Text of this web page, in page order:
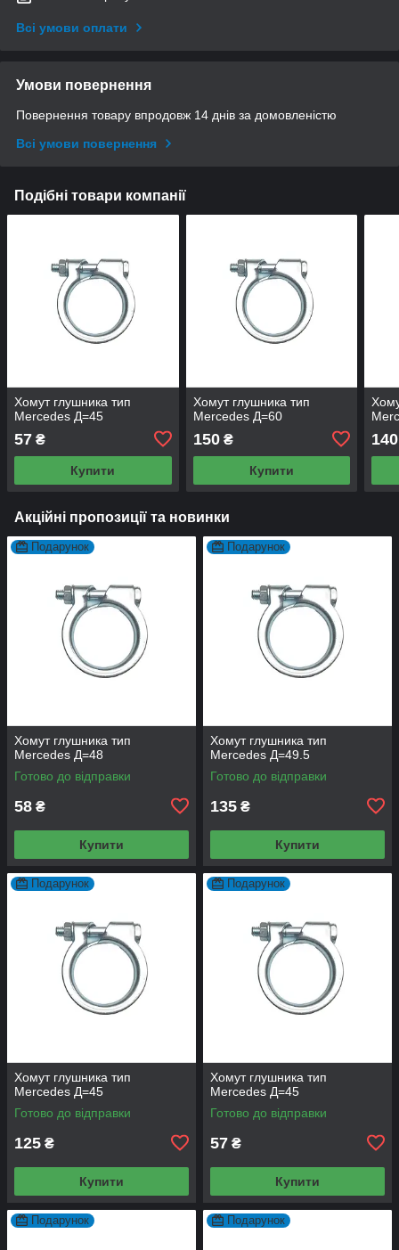
Всі умови оплати
Умови повернення
Повернення товару впродовж 14 днів за домовленістю
Всі умови повернення
Подібні товари компанії
Хомут глушника тип
Mercedes Д=45
57 ₴
Купити
Хомут глушника тип
Mercedes Д=60
150₴
Купити
140
Акційні пропозиції та новинки
Подарунок
Хомут глушника тип
Mercedes Д=48
Готово до відправки
58 ₴
Купити
Подарунок
Хомут глушника тип
Mercedes Д=49.5
Готово до відправки
135 ₴
Купити
Подарунок
Хомут глушника тип
Mercedes Д=45
Готово до відправки
125 ₴
Купити
Подарунок
Хомут глушника тип
Mercedes Д=45
Готово до відправки
57 ₴
Купити
Подарунок Подарунок